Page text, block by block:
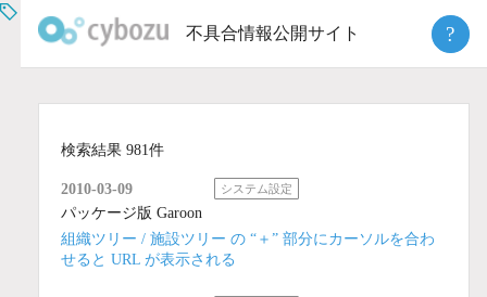
不具合情報公開サイト ?
検索結果 981件
2010-03-09 システム設定
パッケージ版 Garoon
組織ツリー / 施設ツリー の “＋” 部分にカーソルを合わ
せると URL が表示される